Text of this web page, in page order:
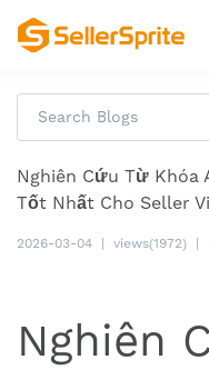
Nghiên Cứu Từ Khóa
Tốt Nhất Cho Seller
2026-03-04 views(1972)
Nghiên